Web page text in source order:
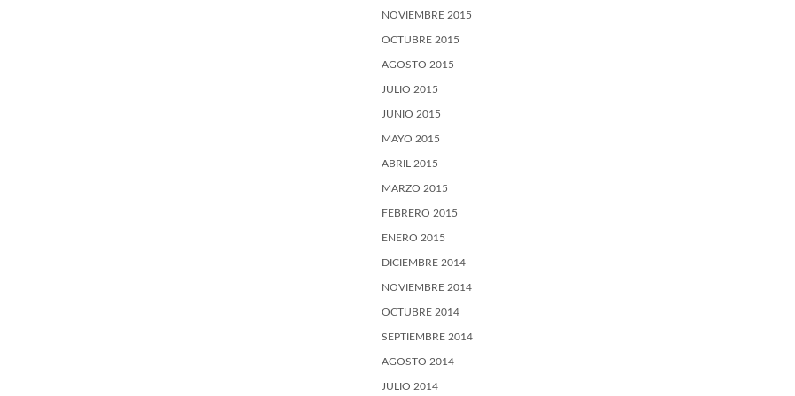
NOVIEMBRE 2015
OCTUBRE 2015
AGOSTO 2015
JULIO 2015
JUNIO 2015
MAYO 2015
ABRIL 2015
MARZO 2015
FEBRERO 2015
ENERO 2015
DICIEMBRE 2014
NOVIEMBRE 2014
OCTUBRE 2014
SEPTIEMBRE 2014
AGOSTO 2014
JULIO 2014